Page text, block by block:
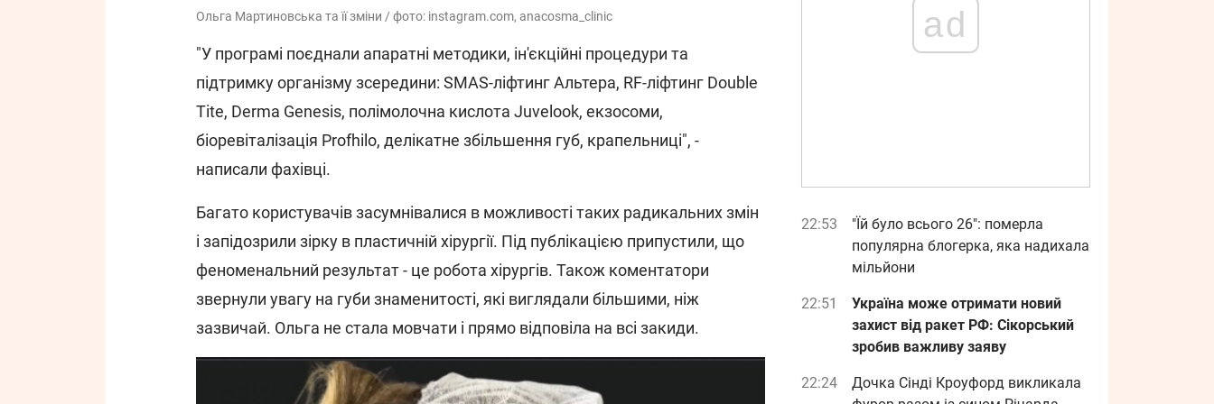
Ольга Мартиновська та її зміни / фото: instagram.com, anacosma_clinic
"У програмі поєднали апаратні методики, ін'єкційні процедури та
підтримку організму зсередини: SMAS-ліфтинг Альтера, RF-ліфтинг Double
Tite, Derma Genesis, полімолочна кислота Juvelook, екзосоми,
біоревіталізація Profhilo, делікатне збільшення губ, крапельниці", -
написали фахівці.
Багато користувачів засумнівалися в можливості таких радикальних змін
і запідозрили зірку в пластичній хірургії. Під публікацією припустили, що
феноменальний результат - це робота хірургів. Також коментатори
звернули увагу на губи знаменитості, які виглядали більшими, ніж
зазвичай. Ольга не стала мовчати і прямо відповіла на всі закиди.
ad
22:53
"Їй було всього 26": померла
популярна блогерка, яка надихала
мільйони
22:51
Україна може отримати новий
захист від ракет РФ: Сікорський
зробив важливу заяву
22:24
Дочка Сінді Кроуфорд викликала